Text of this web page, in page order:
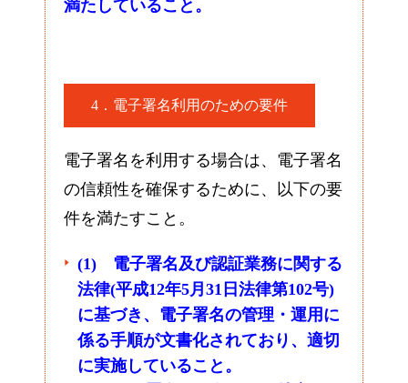
満たしていること。
4．電子署名利用のための要件
電子署名を利用する場合は、電子署名
の信頼性を確保するために、以下の要
件を満たすこと。
(1) 電子署名及び認証業務に関する
法律(平成12年5月31日法律第102号)
に基づき、電子署名の管理・運用に
係る手順が文書化されており、適切
に実施していること。